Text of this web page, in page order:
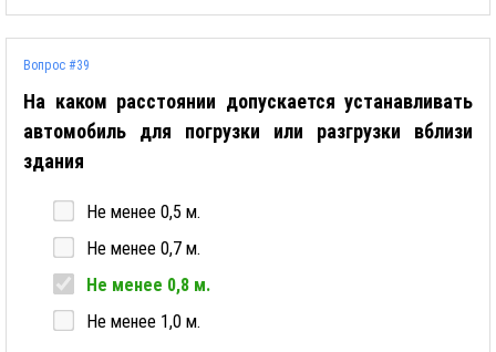
Вопрос #39
На каком расстоянии допускается устанавливать
автомобиль для погрузки или разгрузки вблизи
здания
Не менее 0,5 м.
Не менее 0,7 м.
Не менее 0,8 м.
Не менее 1,0 м.